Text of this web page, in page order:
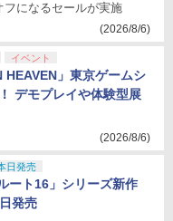
になるセールが実施
(2026/8/6)
イベント
HEAVEN」東京ゲームシ
デモプレイや体験型展
(2026/8/6)
日発売
ート16」シリーズ新作
発売